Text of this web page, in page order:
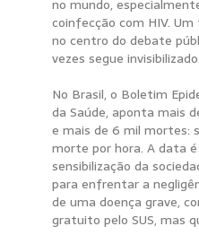
no mundo,
coinfecção com HIV.
no centro do debate
vezes segue invisibilizado.
No Brasil, o Boletim
da Saúde, aponta mais
e mais de 6 mil mortes:
morte por hora. A data
sensibilização da
para enfrentar a
de uma doença grave,
gratuito pelo SUS, mas